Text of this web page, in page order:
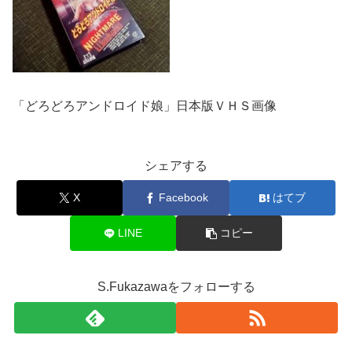
「どろどろアンドロイド娘」日本版ＶＨＳ画像
シェアする
X Facebook はてブ
LINE コピー
S.Fukazawaをフォローする